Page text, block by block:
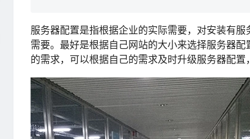
服务器配置是指根据企业的实际需要，对安装有
需要。最好是根据自己网站的大小来选择服务器
的需求，可以根据自己的需求及时升级服务器配